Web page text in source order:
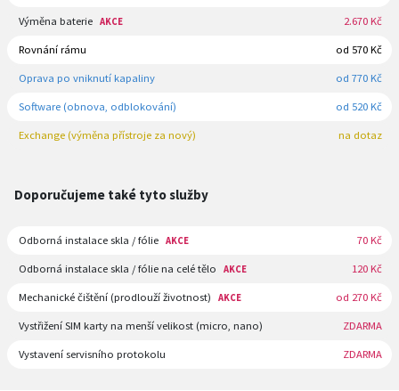
Výměna baterie AKCE 2.670 Kč
Rovnání rámu od 570 Kč
Oprava po vniknutí kapaliny od 770 Kč
Software (obnova, odblokování) od 520 Kč
Exchange (výměna přístroje za nový) na dotaz
Doporučujeme také tyto služby
Odborná instalace skla / fólie AKCE 70 Kč
Odborná instalace skla / fólie na celé tělo AKCE 120 Kč
Mechanické čištění (prodlouží životnost) AKCE od 270 Kč
Vystřižení SIM karty na menší velikost (micro, nano) ZDARMA
Vystavení servisního protokolu ZDARMA